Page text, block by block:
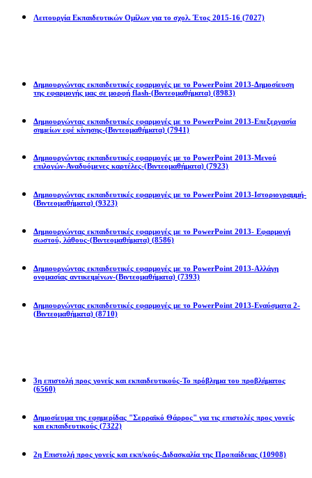
Λειτουργία Εκπαιδευτικών Ομίλων για το σχολ. Έτος 2015-16 (7027)
Δημιουργώντας εκπαιδευτικές εφαρμογές με το PowerPoint 2013-Δημοσίευση
της εφαρμογής μας σε μορφή flash-(Βιντεομαθήματα) (8983)
Δημιουργώντας εκπαιδευτικές εφαρμογές με το PowerPoint 2013-Επεξεργασία
σημείων εφέ κίνησης-(Βιντεομαθήματα) (7941)
Δημιουργώντας εκπαιδευτικές εφαρμογές με το PowerPoint 2013-Μενού
επιλογών-Αναδυόμενες καρτέλες-(Βιντεομαθήματα) (7923)
Δημιουργώντας εκπαιδευτικές εφαρμογές με το PowerPoint 2013-Ιστοριογραμμή-
(Βιντεομαθήματα) (9323)
Δημιουργώντας εκπαιδευτικές εφαρμογές με το PowerPoint 2013- Εφαρμογή
σωστού, λάθους-(Βιντεομαθήματα) (8586)
Δημιουργώντας εκπαιδευτικές εφαρμογές με το PowerPoint 2013-Αλλάγη
ονομασίας αντικειμένων-(Βιντεομαθήματα) (7393)
Δημιουργώντας εκπαιδευτικές εφαρμογές με το PowerPoint 2013-Εναύσματα 2-
(Βιντεομαθήματα) (8710)
3η επιστολή προς γονείς και εκπαιδευτικούς-Το πρόβλημα του προβλήματος
(6560)
Δημοσίευμα της εφημερίδας "Σερραϊκό Θάρρος" για τις επιστολές προς γονείς
και εκπαιδευτικούς (7322)
2η Eπιστολή προς γονείς και εκπ/κούς-Διδασκαλία της Προπαίδειας (10908)